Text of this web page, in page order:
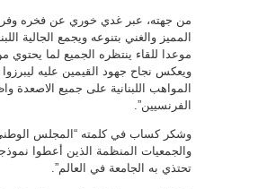
من جهته، عبر غدي خوري عن فخره
المميز والغني بتنوعه ويجمع الجالية
موعدا للقاء ينتظره الجميع لما يحتوي
ويعكس نجاح جهود القيمين عليه
المواهب اللبنانية على جميع الاصعدة
الفرنسيين”.
وشكر كساب في كلمته “المجلس
والجمعيات المنظمة الذين أعطوا
تحتذي به الجامعة في العالم”.